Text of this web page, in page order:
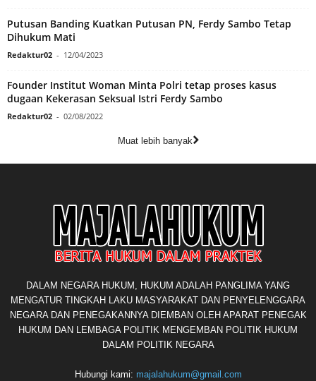
Putusan Banding Kuatkan Putusan PN, Ferdy Sambo Tetap
Dihukum Mati
Redaktur02 - 12/04/2023
Founder Institut Woman Minta Polri tetap proses kasus
dugaan Kekerasan Seksual Istri Ferdy Sambo
Redaktur02 - 02/08/2022
Muat lebih banyak
DALAM NEGARA HUKUM, HUKUM ADALAH PANGLIMA YANG
MENGATUR TINGKAH LAKU MASYARAKAT DAN PENYELENGGARA
NEGARA DAN PENEGAKANNYA DIEMBAN OLEH APARAT PENEGAK
HUKUM DAN LEMBAGA POLITIK MENGEMBAN POLITIK HUKUM
DALAM POLITIK NEGARA
Hubungi kami: majalahukum@gmail.com